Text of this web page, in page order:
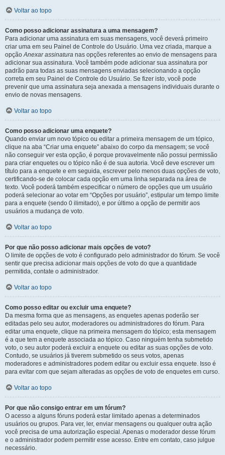
Voltar ao topo
Como posso adicionar assinatura a uma mensagem?
Para adicionar uma assinatura em suas mensagens, você deverá primeiro
criar uma em seu Painel de Controle do Usuário. Uma vez criada, marque a
opçãoAnexar assinatura nas opções referentes ao envio de mensagens para
adicionar sua assinatura. Você também pode adicionar sua assinatura por
padrão para todas as suas mensagens enviadas selecionando a opção
correta em seu Painel de Controle do Usuário. Se fizer isto, você pode
prevenir que uma assinatura seja anexada a mensagens individuais durante o
envio de novas mensagens.
Voltar ao topo
Como posso adicionar uma enquete?
Quando enviar um novo tópico ou editar a primeira mensagem de um tópico,
clique na aba “Criar uma enquete” abaixo do corpo da mensagem; se você
não conseguir ver esta opção, é porque provavelmente não possui permissão
para criar enquetes ou o tópico não é de sua autoria. Você deve escrever um
título para a enquete e em seguida, escrever pelo menos duas opções de voto,
certificando-se de colocar cada opção em uma linha separada na área de
texto. Você poderá também especificar o número de opções que um usuário
poderá selecionar ao votar em “Opções por usuário”, estipular um tempo limite
para a enquete (sendo 0 ilimitado), e por último a opção de permitir aos
usuários a mudança de voto.
Voltar ao topo
Por que não posso adicionar mais opções de voto?
O limite de opções de voto é configurado pelo administrador do fórum. Se você
sentir que precisa adicionar mais opções de voto do que a quantidade
permitida, contate o administrador.
Voltar ao topo
Como posso editar ou excluir uma enquete?
Da mesma forma que as mensagens, as enquetes apenas poderão ser
editadas pelo seu autor, moderadores ou administradores do fórum. Para
editar uma enquete, clique na primeira mensagem do tópico; esta mensagem
é a que tem a enquete associada ao tópico. Caso ninguém tenha submetido
voto, o seu autor poderá excluir a enquete ou editar as suas opções de voto.
Contudo, se usuários já tiverem submetido os seus votos, apenas
moderadores e administradores podem editar ou excluir essa enquete. Isso é
para evitar com que sejam alteradas as opções de voto de enquetes em curso.
Voltar ao topo
Por que não consigo entrar em um fórum?
O acesso a alguns fóruns poderá estar limitado apenas a determinados
usuários ou grupos. Para ver, ler, enviar mensagens ou qualquer outra ação
você precisa de uma autorização especial. Apenas o moderador desse fórum
e o administrador podem permitir esse acesso. Entre em contato, caso julgue
necessário.